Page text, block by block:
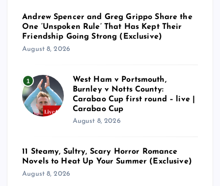
Andrew Spencer and Greg Grippo Share the
One ‘Unspoken Rule’ That Has Kept Their
Friendship Going Strong (Exclusive)
August 8, 2026
1
West Ham v Portsmouth,
Burnley v Notts County:
Carabao Cup first round – live |
Carabao Cup
August 8, 2026
11 Steamy, Sultry, Scary Horror Romance
Novels to Heat Up Your Summer (Exclusive)
August 8, 2026